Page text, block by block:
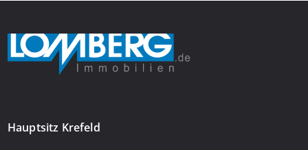
Hauptsitz Krefeld